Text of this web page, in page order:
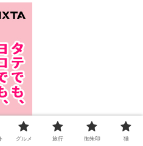
グルメ 旅行 御朱印 猫